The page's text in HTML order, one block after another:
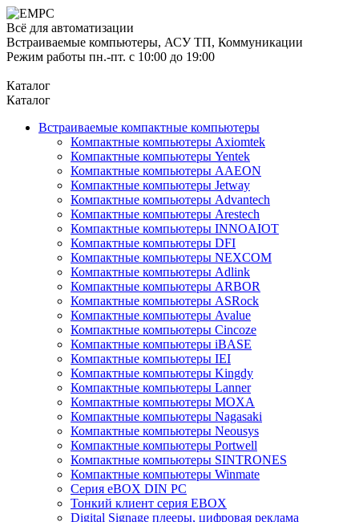
Всё для автоматизации
Встраиваемые компьютеры, АСУ ТП, Коммуникации
Режим работы пн.-пт. с 10:00 до 19:00
Каталог
Каталог
Встраиваемые компактные компьютеры
Компактные компьютеры Axiomtek
Компактные компьютеры Yentek
Компактные компьютеры AAEON
Компактные компьютеры Jetway
Компактные компьютеры Advantech
Компактные компьютеры Arestech
Компактные компьютеры INNOAIOT
Компактные компьютеры DFI
Компактные компьютеры NEXCOM
Компактные компьютеры Adlink
Компактные компьютеры ARBOR
Компактные компьютеры ASRock
Компактные компьютеры Avalue
Компактные компьютеры Cincoze
Компактные компьютеры iBASE
Компактные компьютеры IEI
Компактные компьютеры Kingdy
Компактные компьютеры Lanner
Компактные компьютеры MOXA
Компактные компьютеры Nagasaki
Компактные компьютеры Neousys
Компактные компьютеры Portwell
Компактные компьютеры SINTRONES
Компактные компьютеры Winmate
Серия eBOX DIN PC
Тонкий клиент серия EBOX
Digital Signage плееры, цифровая реклама